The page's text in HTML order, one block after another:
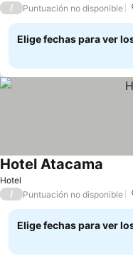
/ Puntuación no disponible
Elige fechas para ver
Hotel
Hotel Atacama
/ Puntuación no disponible
Elige fechas para ver